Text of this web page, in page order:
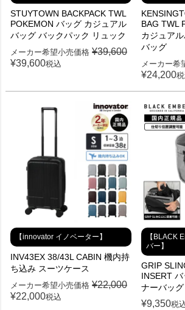
STUYTOWN BACKPACK TWL
POKEMON バッグ カジュアル
バッグ バックパック リュック
メーカー希望小売価格 ¥39,600
¥39,600税込
BAG TWL
カジュア
バッグ
メーカー希
¥24,200
【innovator イノベーター】
INV43EX 38/43L CABIN 機内持
ち込み スーツケース
メーカー希望小売価格 ¥22,000
¥22,000税込
【BLACK
バー】
GRIP
INSERT
ナーバッグ
¥9,350税